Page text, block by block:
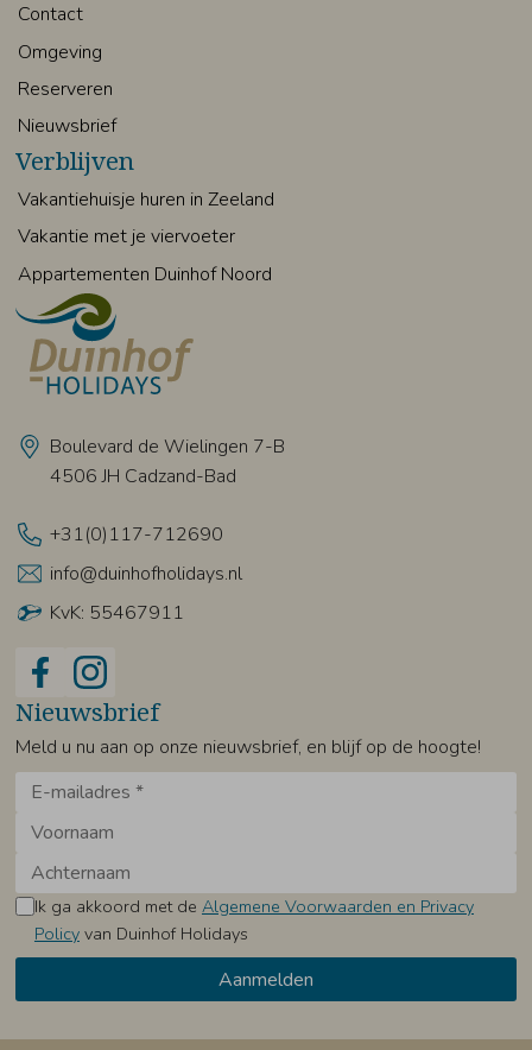
Boulevard de Wielingen 7-B
4506 JH Cadzand-Bad
+31(0)117-712690
info@duinhofholidays.nl
KvK: 55467911
Contact
Omgeving
Reserveren
Nieuwsbrief
Verblijven
Vakantiehuisje huren in Zeeland
Vakantie met je viervoeter
Appartementen Duinhof Noord
Nieuwsbrief
Meld u nu aan op onze nieuwsbrief, en blijf op de hoogte!
Ik ga akkoord met de Algemene Voorwaarden en Privacy
Policyvan Duinhof Holidays